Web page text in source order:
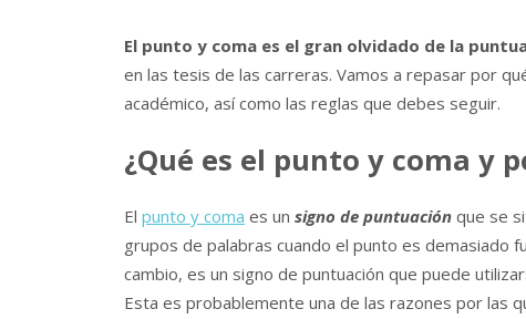
El punto y coma es el gran olvidado de la
en las tesis de las carreras. Vamos a repasar por
académico, así como las reglas que debes seguir.
¿Qué es el punto y coma y
El punto y coma es un signo de puntuación que se
grupos de palabras cuando el punto es demasiado
cambio, es un signo de puntuación que puede
Esta es probablemente una de las razones por las